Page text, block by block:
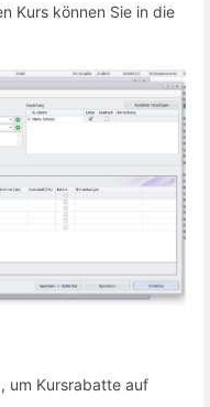
Kurs können Sie in die
, um Kursrabatte auf